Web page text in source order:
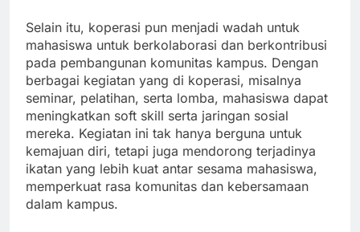
Selain itu, koperasi pun menjadi wadah untuk
mahasiswa untuk berkolaborasi dan berkontribusi
pada pembangunan komunitas kampus. Dengan
berbagai kegiatan yang di koperasi, misalnya
seminar, pelatihan, serta lomba, mahasiswa dapat
meningkatkan soft skill serta jaringan sosial
mereka. Kegiatan ini tak hanya berguna untuk
kemajuan diri, tetapi juga mendorong terjadinya
ikatan yang lebih kuat antar sesama mahasiswa,
memperkuat rasa komunitas dan kebersamaan
dalam kampus.